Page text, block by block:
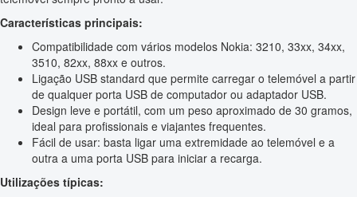
Características principais:
Compatibilidade com vários modelos Nokia: 3210, 33xx, 34xx,
3510, 82xx, 88xx e outros.
Ligação USB standard que permite carregar o telemóvel a partir
de qualquer porta USB de computador ou adaptador USB.
Design leve e portátil, com um peso aproximado de 30 gramos,
ideal para profissionais e viajantes frequentes.
Fácil de usar: basta ligar uma extremidade ao telemóvel e a
outra a uma porta USB para iniciar a recarga.
Utilizações típicas: